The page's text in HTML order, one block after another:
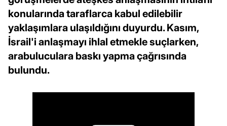
konularında taraflarca kabul edilebilir
yaklaşımlara ulaşıldığını duyurdu. Kasım,
İsrail'i anlaşmayı ihlal etmekle suçlarken,
arabuluculara baskı yapma çağrısında
bulundu.